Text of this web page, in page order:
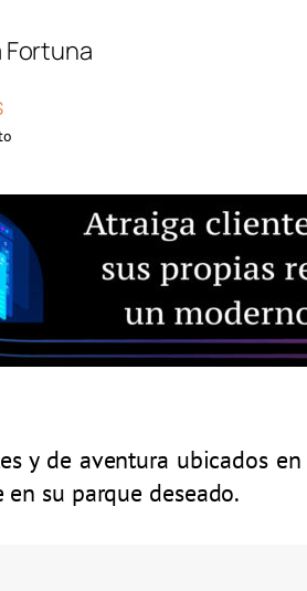
Fortuna
y de aventura ubicados
su parque deseado.